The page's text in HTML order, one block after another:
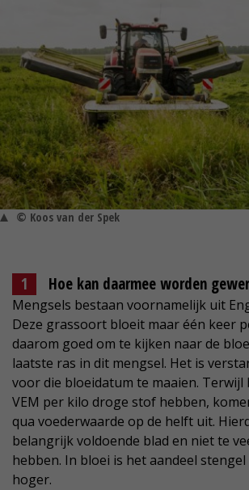
© Koos van der Spek
Hoe kan daarmee worden
Mengsels bestaan voornamelijk uit
Deze grassoort bloeit maar één keer
daarom goed om te kijken naar de
laatste ras in dit mengsel. Het is
voor die bloeidatum te maaien. Terwijl
VEM per kilo droge stof hebben,
qua voederwaarde op de helft uit.
belangrijk voldoende blad en niet te
hebben. In bloei is het aandeel
hoger.